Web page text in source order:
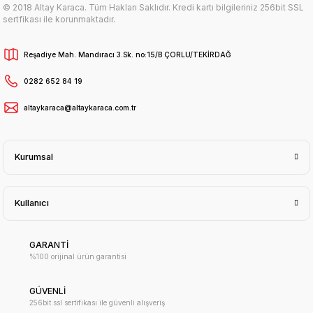
© 2018 Altay Karaca. Tüm Hakları Saklıdır. Kredi kartı bilgileriniz 256bit SSL
sertfikası ile korunmaktadır.
Reşadiye Mah. Mandıracı 3.Sk. no:15/B ÇORLU/TEKİRDAĞ
0282 652 84 19
altaykaraca@altaykaraca.com.tr
Kurumsal
Kullanıcı
GARANTİ
%100 orijinal ürün garantisi
GÜVENLİ
256bit ssl sertifikası ile güvenli alışveriş